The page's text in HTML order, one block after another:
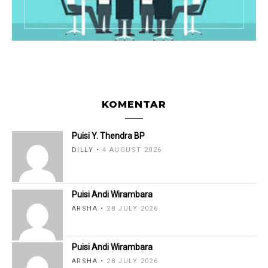
KOMENTAR
Puisi Y. Thendra BP
DILLY 4 AUGUST 2026
Puisi Andi Wirambara
ARSHA 28 JULY 2026
Puisi Andi Wirambara
ARSHA 28 JULY 2026